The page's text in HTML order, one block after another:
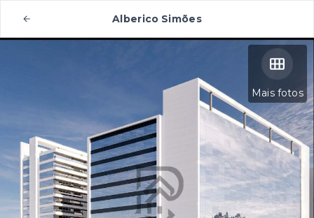
Alberico Simões
Mais fotos